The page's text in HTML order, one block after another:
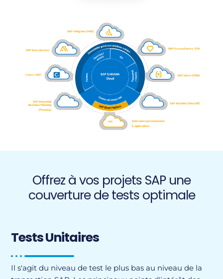
Offrez à vos projets SAP une
couverture de tests optimale
Tests Unitaires
Il s'agit du niveau de test le plus bas au niveau de la